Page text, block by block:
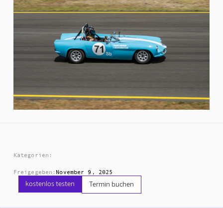
Kategorien:
Freigegeben: November 9, 2025
kostenlos testen Termin buchen